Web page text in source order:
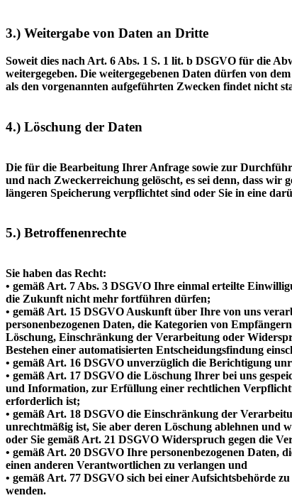
3.) Weitergabe von Daten an Dritte
Soweit dies nach Art. 6 Abs. 1 S. 1 lit. b DSGVO für die
weitergegeben. Die weitergegebenen Daten dürfen von
als den vorgenannten aufgeführten Zwecken findet nicht
4.) Löschung der Daten
Die für die Bearbeitung Ihrer Anfrage sowie zur
und nach Zweckerreichung gelöscht, es sei denn, dass
längeren Speicherung verpflichtet sind oder Sie in eine
5.) Betroffenenrechte
Sie haben das Recht:
• gemäß Art. 7 Abs. 3 DSGVO Ihre einmal erteilte
die Zukunft nicht mehr fortführen dürfen;
• gemäß Art. 15 DSGVO Auskunft über Ihre von uns
personenbezogenen Daten, die Kategorien von
Löschung, Einschränkung der Verarbeitung oder
Bestehen einer automatisierten Entscheidungsfindung
• gemäß Art. 16 DSGVO unverzüglich die Berichtigung
• gemäß Art. 17 DSGVO die Löschung Ihrer bei uns
und Information, zur Erfüllung einer rechtlichen
erforderlich ist;
• gemäß Art. 18 DSGVO die Einschränkung der
unrechtmäßig ist, Sie aber deren Löschung ablehnen und
oder Sie gemäß Art. 21 DSGVO Widerspruch gegen die
• gemäß Art. 20 DSGVO Ihre personenbezogenen Daten,
einen anderen Verantwortlichen zu verlangen und
• gemäß Art. 77 DSGVO sich bei einer Aufsichtsbehörde
wenden.